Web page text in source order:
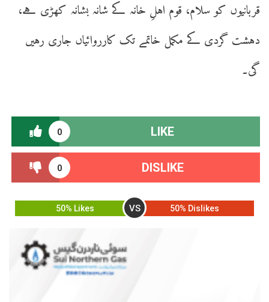
قربانیوں کو سلام، قوم اہلِ خانہ کے شانہ بشانہ کھڑی ہے،
دہشت گردی کے مکمل خاتمے تک کارروائیاں جاری رہیں
گی۔
0 LIKE
0 DISLIKE
50% Likes VS 50% Dislikes